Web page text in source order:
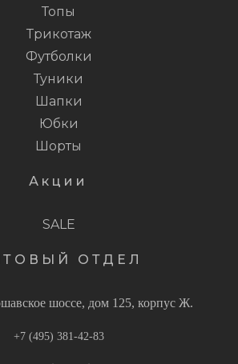
Топы
Трикотаж
Футболки
Туники
Шапки
Юбки
Шорты
Акции
SALE
ОТДЕЛ
шоссе, дом 125, корпус Ж.
+7 (495) 381-42-83